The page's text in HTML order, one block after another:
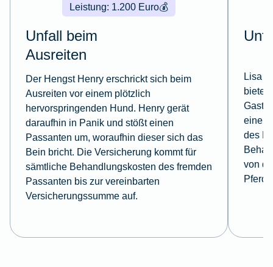
💰
Leistung: 1.200 Euro
Unfall beim
Ausreiten
Der Hengst Henry erschrickt sich beim
Ausreiten vor einem plötzlich
hervorspringenden Hund. Henry gerät
daraufhin in Panik und stößt einen
Passanten um, woraufhin dieser sich das
Bein bricht. Die Versicherung kommt für
sämtliche Behandlungskosten des fremden
Passanten bis zur vereinbarten
Versicherungssumme auf.
Lisa
bietet
einem
des
von